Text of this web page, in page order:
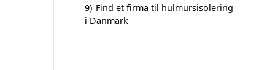
9) Find et firma til hulmursisolering
i Danmark